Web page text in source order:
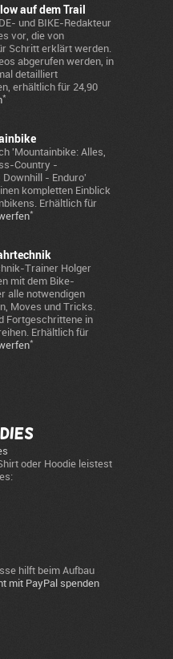
auf dem Trail
und BIKE-Redakteur
vor, die von
Schritt erklärt werden.
abgerufen werden, in
detailliert
erhältlich für 24,90
*
'Mountainbike: Alles,
Country -
- Enduro'
kompletten Einblick
Erhältlich für
*
Trainer Holger
mit dem Bike-
alle notwendigen
Moves und Tricks.
Fortgeschrittene in
Erhältlich für
*
oder Hoodie leistest
hilft beim Aufbau
mit PayPal spenden